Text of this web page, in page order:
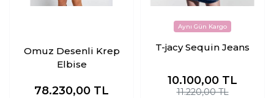
Omuz Desenli Krep
Elbise
78.230,00 TL
T-jacy Sequin Jeans
10.100,00 TL
11.220,00 TL